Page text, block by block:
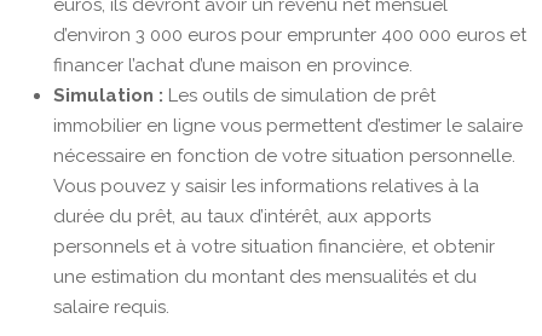
euros, ils devront avoir un revenu net mensuel
d’environ 3 000 euros pour emprunter 400 000 euros et
financer l’achat d’une maison en province.
Simulation : Les outils de simulation de prêt
immobilier en ligne vous permettent d’estimer le salaire
nécessaire en fonction de votre situation personnelle.
Vous pouvez y saisir les informations relatives à la
durée du prêt, au taux d’intérêt, aux apports
personnels et à votre situation financière, et obtenir
une estimation du montant des mensualités et du
salaire requis.